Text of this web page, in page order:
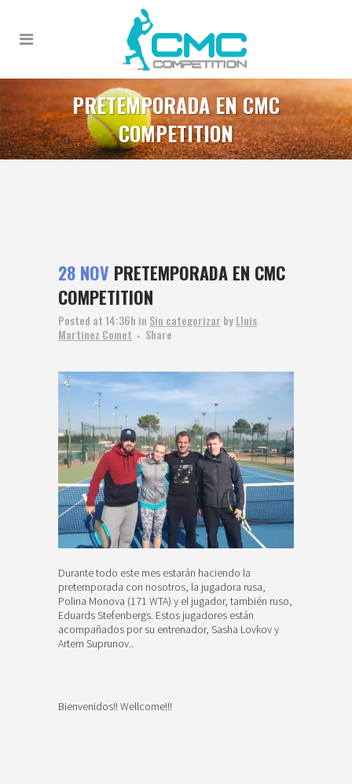
PRETEMPORADA EN CMC
COMPETITION
28 NOV PRETEMPORADA EN CMC
COMPETITION
Posted at 14:36h in Sin categorizar byLluis
Martinez Comet
Share
Durante todo este mes estarán haciendo la
pretemporada con nosotros, la jugadora rusa,
Polina Monova (171 WTA) y el jugador, también ruso,
Eduards Stefenbergs. Estos jugadores están
acompañados por su entrenador, Sasha Lovkov y
Artem Suprunov..
Bienvenidos!! Wellcome!!!